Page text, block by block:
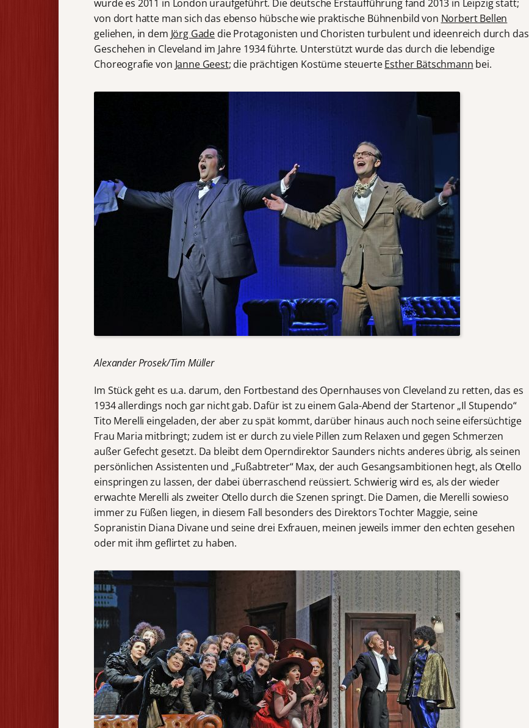
wurde es 2011 in London uraufgeführt. Die deutsche Erstaufführung fand 2013 in Leipzig statt;
von dort hatte man sich das ebenso hübsche wie praktische Bühnenbild von Norbert Bellen
geliehen, in dem Jörg Gade die Protagonisten und Choristen turbulent und ideenreich durch das
Geschehen in Cleveland im Jahre 1934 führte. Unterstützt wurde das durch die lebendige
Choreografie von Janne Geest; die prächtigen Kostüme steuerteEsther Bätschmann bei.
Alexander Prosek/Tim Müller
Im Stück geht es u.a. darum, den Fortbestand des Opernhauses von Cleveland zu retten, das es
1934 allerdings noch gar nicht gab. Dafür ist zu einem Gala-Abend der Startenor „Il Stupendo“
Tito Merelli eingeladen, der aber zu spät kommt, darüber hinaus auch noch seine eifersüchtige
Frau Maria mitbringt; zudem ist er durch zu viele Pillen zum Relaxen und gegen Schmerzen
außer Gefecht gesetzt. Da bleibt dem Operndirektor Saunders nichts anderes übrig, als seinen
persönlichen Assistenten und „Fußabtreter“ Max, der auch Gesangsambitionen hegt, als Otello
einspringen zu lassen, der dabei überraschend reüssiert. Schwierig wird es, als der wieder
erwachte Merelli als zweiter Otello durch die Szenen springt. Die Damen, die Merelli sowieso
immer zu Füßen liegen, in diesem Fall besonders des Direktors Tochter Maggie, seine
Sopranistin Diana Divane und seine drei Exfrauen, meinen jeweils immer den echten gesehen
oder mit ihm geflirtet zu haben.